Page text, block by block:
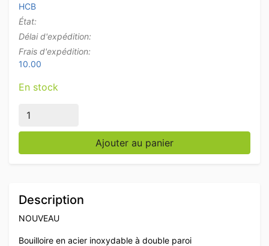
HCB
État:
Délai d'expédition:
Frais d'expédition:
10.00
En stock
quantité de Bouilloire en acier inoxydable à double
Ajouter au panier
Description
NOUVEAU
Bouilloire en acier inoxydable à double paroi